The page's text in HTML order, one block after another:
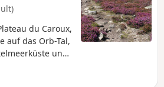
du Caroux,
auf das Orb-Tal,
und